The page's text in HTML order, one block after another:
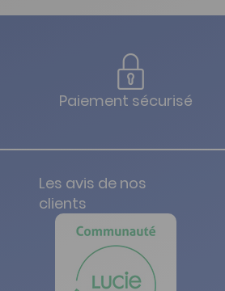
Paiement sécurisé
Les avis de nos
clients